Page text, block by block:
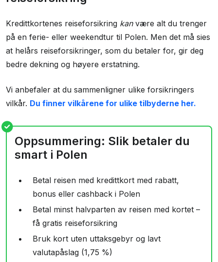
Kredittkortenes reiseforsikring kanvære alt du trenger
på en ferie- eller weekendtur til Polen. Men det må sies
at helårs reiseforsikringer, som du betaler for, gir deg
bedre dekning og høyere erstatning.
Vi anbefaler at du sammenligner ulike forsikringers
vilkår. Du finner vilkårene for ulike tilbyderne her.
Oppsummering: Slik betaler du
smart i Polen
Betal reisen med kredittkort med rabatt,
bonus eller cashback i Polen
Betal minst halvparten av reisen med kortet –
få gratis reiseforsikring
Bruk kort uten uttaksgebyr og lavt
valutapåslag (1,75 %)